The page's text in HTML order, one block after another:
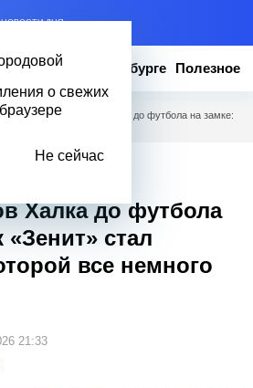
НОВОСТИ ДНЯ
о свежих
Не сейчас
Вопросы о Петербурге Полезное
/ От чемоданов Халка до футбола на замке:
Халка до футбола
«Зенит» стал
все немного
21:33